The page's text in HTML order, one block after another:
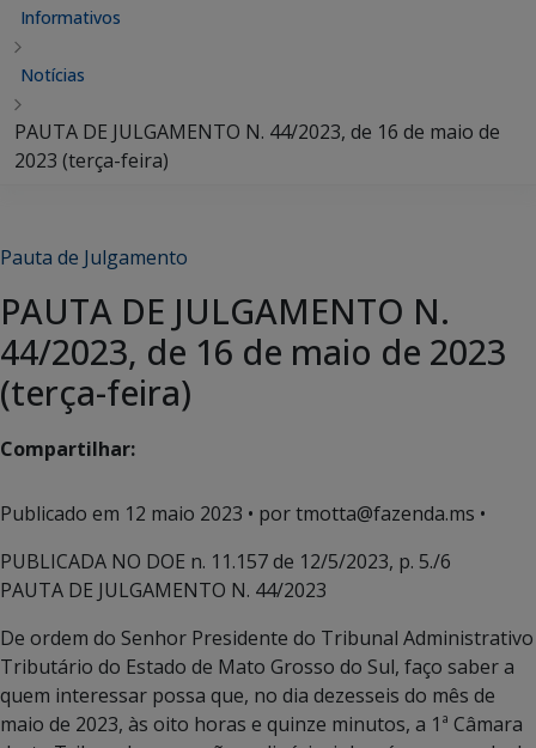
Informativos
Notícias
PAUTA DE JULGAMENTO N. 44/2023, de 16 de maio de
2023 (terça-feira)
Pauta de Julgamento
PAUTA DE JULGAMENTO N.
44/2023, de 16 de maio de 2023
(terça-feira)
Compartilhar:
Publicado em 12 maio 2023 • por tmotta@fazenda.ms •
PUBLICADA NO DOE n. 11.157 de 12/5/2023, p. 5./6
PAUTA DE JULGAMENTO N. 44/2023
De ordem do Senhor Presidente do Tribunal Administrativo
Tributário do Estado de Mato Grosso do Sul, faço saber a
quem interessar possa que, no dia dezesseis do mês de
maio de 2023, às oito horas e quinze minutos, a 1ª Câmara